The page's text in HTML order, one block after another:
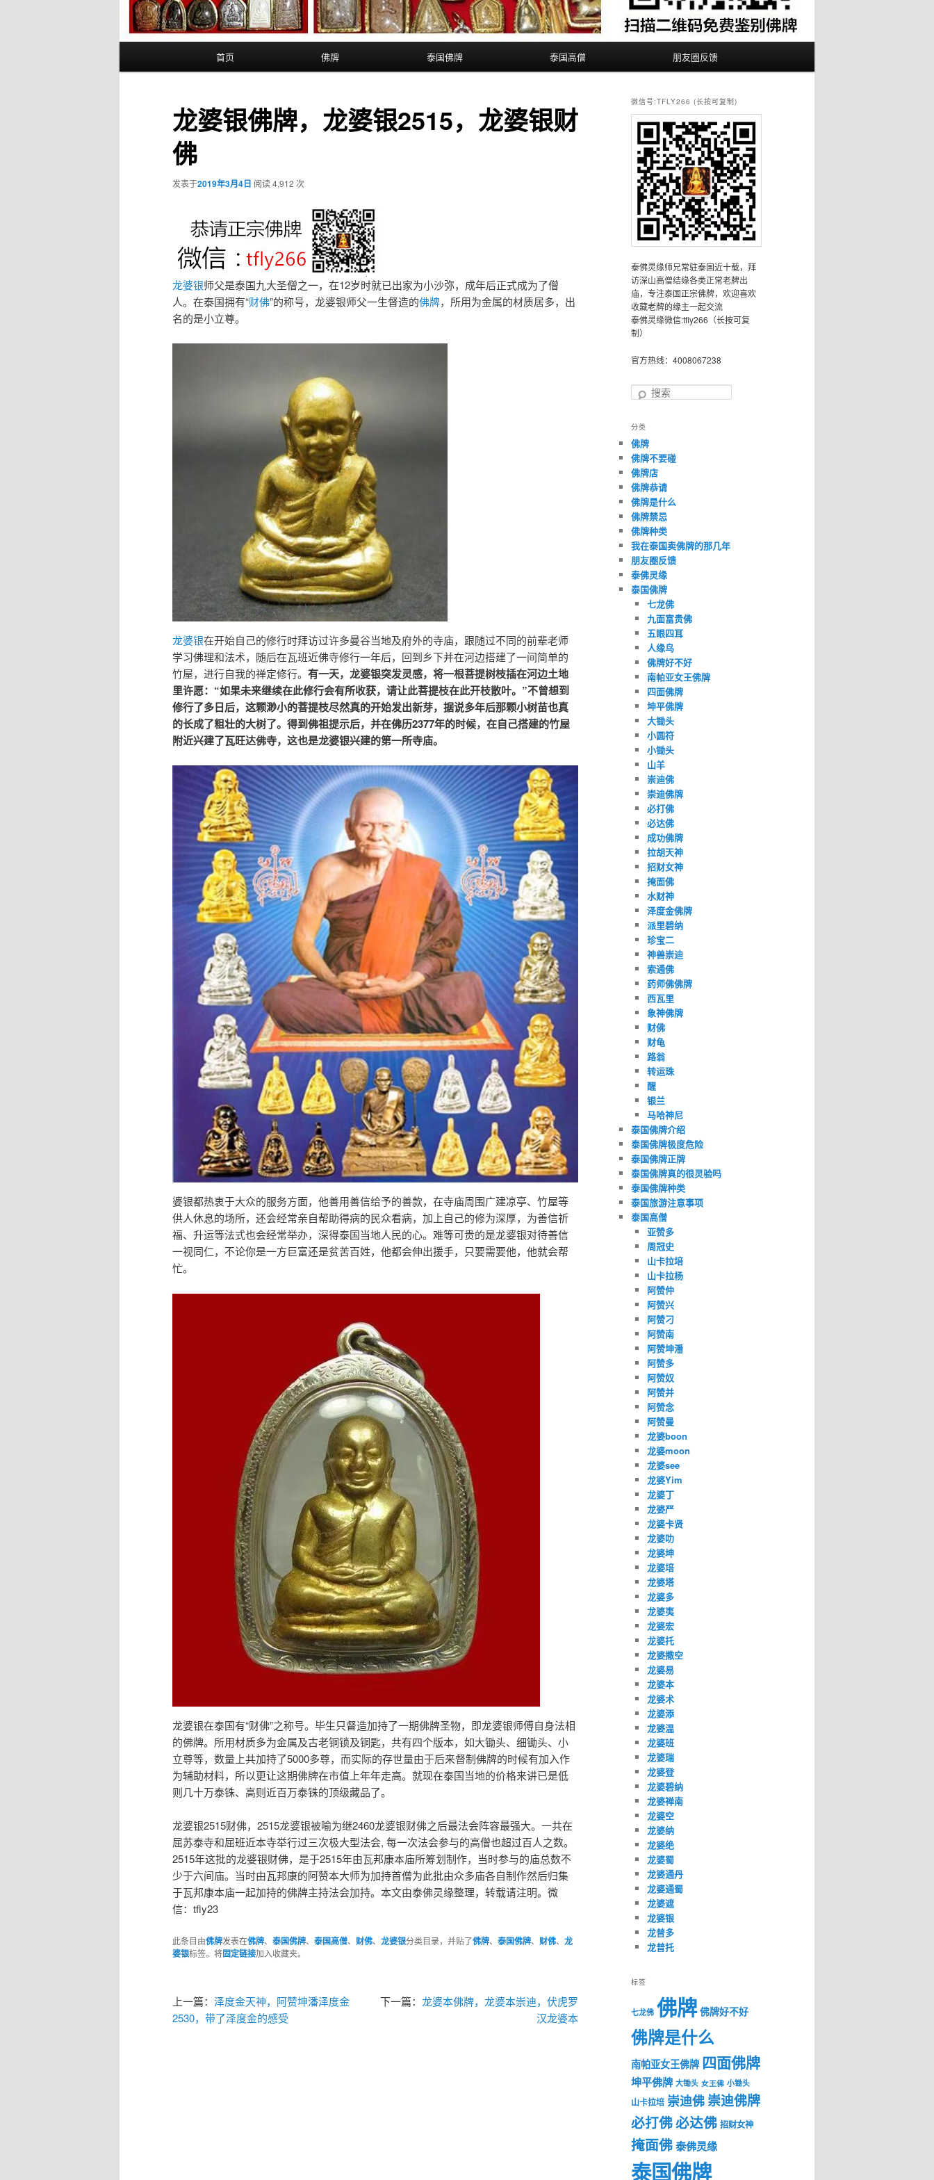
首页 佛牌 泰国佛牌 泰国高僧 朋友圈反馈
龙婆银佛牌，龙婆银2515，龙婆银财
佛
发表于2019年3月4日 阅读 4,912 次
龙婆银师父是泰国九大圣僧之一，在12岁时就已出家为小沙弥，成年后正式成为了僧
人。在泰国拥有“财佛”的称号，龙婆银师父一生督造的佛牌，所用为金属的材质居多，出
名的是小立尊。
龙婆银在开始自己的修行时拜访过许多曼谷当地及府外的寺庙，跟随过不同的前辈老师
学习佛理和法术，随后在瓦班近佛寺修行一年后，回到乡下并在河边搭建了一间简单的
竹屋，进行自我的禅定修行。 有一天，龙婆银突发灵感，将一根菩提树枝插在河边土地
里许愿：“如果未来继续在此修行会有所收获，请让此菩提枝在此开枝散叶。”不曾想到
修行了多日后，这颗渺小的菩提枝尽然真的开始发出新芽，据说多年后那颗小树苗也真
的长成了粗壮的大树了。得到佛祖提示后，并在佛历2377年的时候，在自己搭建的竹屋
附近兴建了瓦旺达佛寺，这也是龙婆银兴建的第一所寺庙。
婆银都热衷于大众的服务方面，他善用善信给予的善款，在寺庙周围广建凉亭、竹屋等
供人休息的场所，还会经常亲自帮助得病的民众看病，加上自己的修为深厚，为善信祈
福、升运等法式也会经常举办，深得泰国当地人民的心。难等可贵的是龙婆银对待善信
一视同仁，不论你是一方巨富还是贫苦百姓，他都会伸出援手，只要需要他，他就会帮
忙。
龙婆银在泰国有“财佛”之称号。毕生只督造加持了一期佛牌圣物，即龙婆银师傅自身法相
的佛牌。所用材质多为金属及古老铜锁及铜匙，共有四个版本，如大锄头、细锄头、小
立尊等，数量上共加持了5000多尊，而实际的存世量由于后来督制佛牌的时候有加入作
为辅助材料，所以更让这期佛牌在市值上年年走高。就现在泰国当地的价格来讲已是低
则几十万泰铢、高则近百万泰铢的顶级藏品了。
龙婆银2515财佛，2515龙婆银被喻为继2460龙婆银财佛之后最法会阵容最强大。一共在
屈苏泰寺和屈班近本寺举行过三次极大型法会, 每一次法会参与的高僧也超过百人之数。
2515年这批的龙婆银财佛，是于2515年由瓦邦康本庙所筹划制作，当时参与的庙总数不
少于六间庙。当时由瓦邦康的阿赞本大师为加持首僧为此批由众多庙各自制作然后归集
于瓦邦康本庙一起加持的佛牌主持法会加持。本文由泰佛灵缘整理，转载请注明。微
信：tfly23
此条目由佛牌发表在佛牌、 泰国佛牌、 泰国高僧、 财佛、 龙婆银分类目录，并贴了佛牌、 泰国佛牌、 财佛、 龙
婆银标签。将固定链接加入收藏夹。
上一篇： 泽度金天神，阿赞坤潘泽度金
2530，带了泽度金的感受
下一篇： 龙婆本佛牌，龙婆本崇迪，伏虎罗
汉龙婆本
微信号:TFLY266 (长按可复制)
泰佛灵缘师兄常驻泰国近十载，拜
访深山高僧结缘各类正常老牌出
庙，专注泰国正宗佛牌，欢迎喜欢
收藏老牌的缘主一起交流
泰佛灵缘微信:tfly266（长按可复
制）
官方热线：4008067238
搜
分类
佛牌
佛牌不要碰
佛牌店
佛牌恭请
佛牌是什么
佛牌禁忌
佛牌种类
我在泰国卖佛牌的那几年
朋友圈反馈
泰佛灵缘
泰国佛牌
七龙佛
九面富贵佛
五眼四耳
人缘鸟
佛牌好不好
南帕亚女王佛牌
四面佛牌
坤平佛牌
大锄头
小圆符
小锄头
山羊
崇迪佛
崇迪佛牌
必打佛
必达佛
成功佛牌
拉胡天神
招财女神
掩面佛
水财神
泽度金佛牌
派里碧纳
珍宝二
神兽崇迪
索通佛
药师佛佛牌
西瓦里
象神佛牌
财佛
财龟
路翁
转运珠
醒
银兰
马哈神尼
泰国佛牌介绍
泰国佛牌极度危险
泰国佛牌正牌
泰国佛牌真的很灵验吗
泰国佛牌种类
泰国旅游注意事项
泰国高僧
亚赞多
周冠史
山卡拉培
山卡拉杨
阿赞仲
阿赞兴
阿赞刁
阿赞南
阿赞坤潘
阿赞多
阿赞奴
阿赞并
阿赞念
阿赞曼
龙婆boon
龙婆moon
龙婆see
龙婆Yim
龙婆丁
龙婆严
龙婆卡贤
龙婆叻
龙婆坤
龙婆培
龙婆塔
龙婆多
龙婆夷
龙婆宏
龙婆托
龙婆撒空
龙婆易
龙婆本
龙婆术
龙婆添
龙婆温
龙婆班
龙婆瑞
龙婆登
龙婆碧纳
龙婆禅南
龙婆空
龙婆纳
龙婆绝
龙婆蜀
龙婆通丹
龙婆通蜀
龙婆遮
龙婆银
龙普多
龙普托
标签
七龙佛 佛牌 佛牌好不好
佛牌是什么
南帕亚女王佛牌 四面佛牌
坤平佛牌 大锄头 女王佛 小锄头
山卡拉培 崇迪佛崇迪佛牌
必打佛必达佛 招财女神
掩面佛泰佛灵缘
泰国佛牌